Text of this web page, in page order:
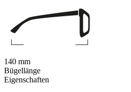
Eigenschaften
140 mm
Bügellänge